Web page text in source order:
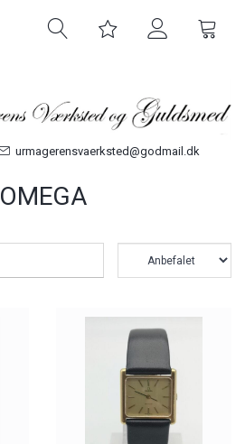
urmagerensvaerksted@godmail.dk
OMEGA